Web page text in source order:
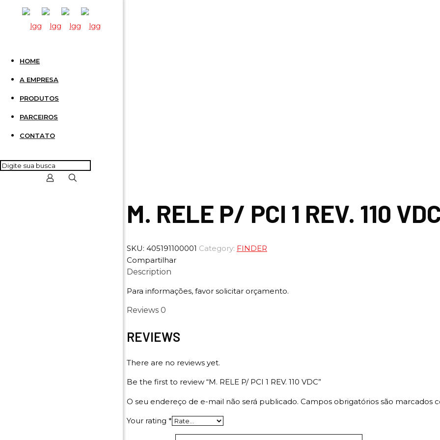
HOME
A EMPRESA
PRODUTOS
PARCEIROS
CONTATO
M. RELE P/ PCI 1 REV. 110 VDC
SKU: 405191100001 Category: FINDER
Compartilhar
Description
Para informações, favor solicitar orçamento.
Reviews 0
REVIEWS
There are no reviews yet.
Be the first to review “M. RELE P/ PCI 1 REV. 110 VDC”
O seu endereço de e-mail não será publicado. Campos obrigatórios são marcados
Your rating *